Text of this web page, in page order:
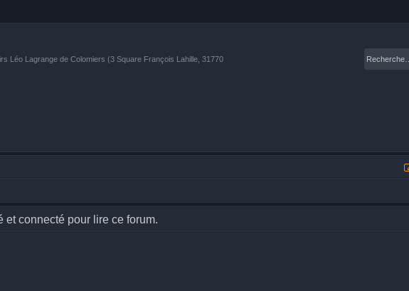
Léo Lagrange de Colomiers (3 Square François Lahille, 31770
et connecté pour lire ce forum.